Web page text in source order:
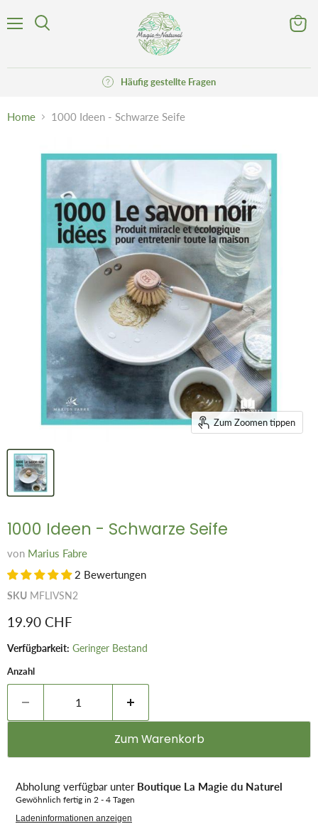
Häufig gestellte Fragen
Home 1000 Ideen - Schwarze Seife
Zum Zoomen tippen
1000 Ideen - Schwarze Seife
von Marius Fabre
2 Bewertungen
SKU MFLIVSN2
Aktueller Preis
19.90 CHF
Verfügbarkeit: Geringer Bestand
Anzahl
Zum Warenkorb
Abholung verfügbar unter Boutique La Magie du Naturel
Gewöhnlich fertig in 2 - 4 Tagen
Ladeninformationen anzeigen